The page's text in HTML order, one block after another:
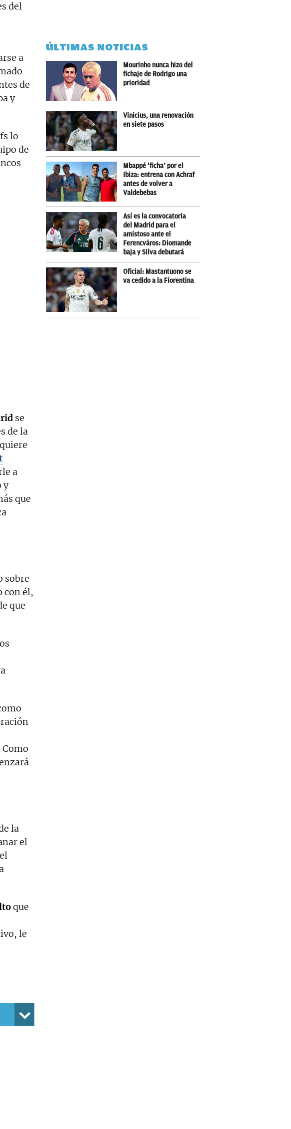
del
a
de
y
lo
de
se
de la
a
y
que
sobre
con él,
que
la
el
que
le
ÚLTIMAS NOTICIAS
Mourinho nunca hizo del
fichaje de Rodrigo una
prioridad
Vinicius, una renovación
en siete pasos
Mbappé ‘ficha’ por el
Ibiza: entrena con Achraf
antes de volver a
Valdebebas
Así es la convocatoria
del Madrid para el
amistoso ante el
Ferencváros: Diomande
baja y Silva debutará
Oficial: Mastantuono se
va cedido a la Fiorentina